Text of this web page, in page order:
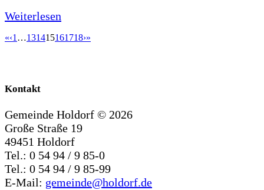
Weiterlesen
«‹1 …131415161718›»
Kontakt
Gemeinde Holdorf © 2026
Große Straße 19
49451 Holdorf
Tel.: 0 54 94 / 9 85-0
Tel.: 0 54 94 / 9 85-99
E-Mail: gemeinde@holdorf.de